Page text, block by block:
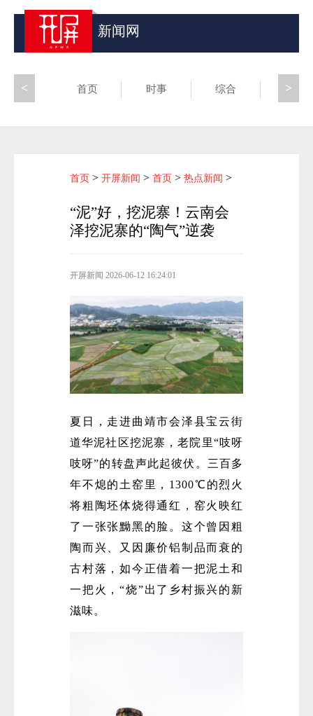
新闻网
首页 时事 综合 昆滇
>
<
首页 > 开屏新闻 > 首页 > 热点新闻 >
“泥”好，挖泥寨！云南会
泽挖泥寨的“陶气”逆袭
开屏新闻 2026-06-12 16:24:01
夏日，走进曲靖市会泽县宝云街
道华泥社区挖泥寨，老院里“吱呀
吱呀”的转盘声此起彼伏。三百多
年不熄的土窑里，1300℃的烈火
将粗陶坯体烧得通红，窑火映红
了一张张黝黑的脸。这个曾因粗
陶而兴、又因廉价铝制品而衰的
古村落，如今正借着一把泥土和
一把火，“烧”出了乡村振兴的新
滋味。